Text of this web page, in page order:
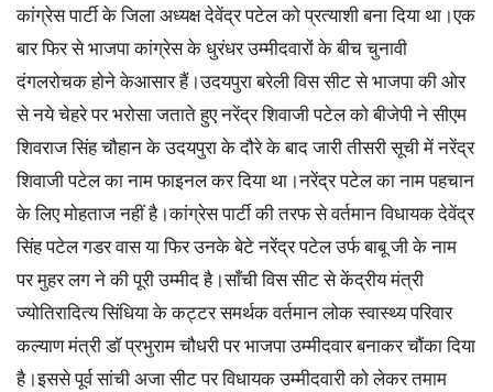
कांग्रेस पार्टी के जिला अध्यक्ष देवेंद्र पटेल को प्रत्याशी बना दिया था।एक
बार फिर से भाजपा कांग्रेस के धुरंधर उम्मीदवारों के बीच चुनावी
दंगलरोचक होने केआसार हैं।उदयपुरा बरेली विस सीट से भाजपा की ओर
से नये चेहरे पर भरोसा जताते हुए नरेंद्र शिवाजी पटेल को बीजेपी ने सीएम
शिवराज सिंह चौहान के उदयपुरा के दौरे के बाद जारी तीसरी सूची में नरेंद्र
शिवाजी पटेल का नाम फाइनल कर दिया था।नरेंद्र पटेल का नाम पहचान
के लिए मोहताज नहीं है।कांग्रेस पार्टी की तरफ से वर्तमान विधायक देवेंद्र
सिंह पटेल गडर वास या फिर उनके बेटे नरेंद्र पटेल उर्फ बाबू जी के नाम
पर मुहर लग ने की पूरी उम्मीद है।साँची विस सीट से केंद्रीय मंत्री
ज्योतिरादित्य सिंधिया के कट्टर समर्थक वर्तमान लोक स्वास्थ्य परिवार
कल्याण मंत्री डॉ प्रभुराम चौधरी पर भाजपा उम्मीदवार बनाकर चौंका दिया
है।इससे पूर्व सांची अजा सीट पर विधायक उम्मीदवारी को लेकर तमाम